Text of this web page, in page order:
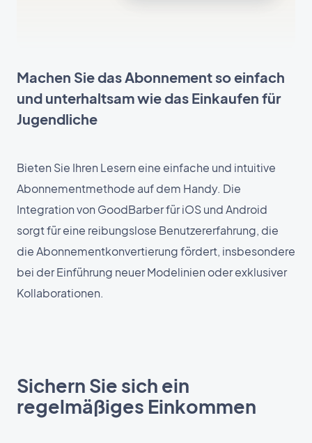
Machen Sie das Abonnement so einfach
und unterhaltsam wie das Einkaufen für
Jugendliche
Bieten Sie Ihren Lesern eine einfache und intuitive
Abonnementmethode auf dem Handy. Die
Integration von GoodBarber für iOS und Android
sorgt für eine reibungslose Benutzererfahrung, die
die Abonnementkonvertierung fördert, insbesondere
bei der Einführung neuer Modelinien oder exklusiver
Kollaborationen.
Sichern Sie sich ein
regelmäßiges Einkommen